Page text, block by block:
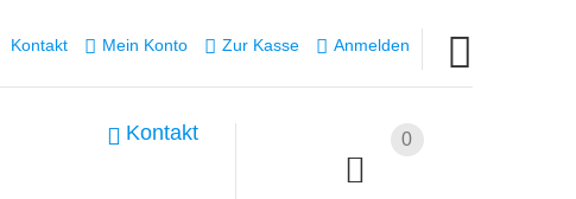
Kontakt Mein Konto Zur Kasse Anmelden
0
Kontakt